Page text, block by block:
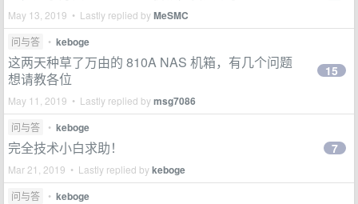
May 13, 2019 • Lastly replied byMeSMC
问与答 • keboge
这两天种草了万由的 810A NAS 机箱，有几个问题
想请教各位
May 11, 2019 • Lastly replied bymsg7086
15
问与答 • keboge
完全技术小白求助！
Mar 21, 2019 • Lastly replied bykeboge
7
问与答 • keboge